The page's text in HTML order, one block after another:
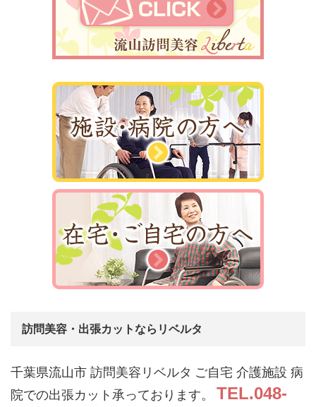
訪問美容・出張カットならリベルタ
千葉県流山市 訪問美容リベルタ ご自宅 介護施設 病
院での出張カット承っております。
TEL.048-